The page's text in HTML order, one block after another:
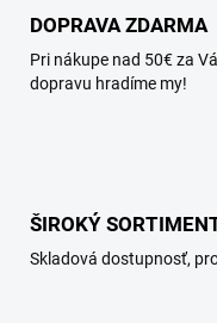
DOPRAVA ZDARMA
Pri nákupe nad 50€ za
dopravu hradíme my!
ŠIROKÝ
Skladová dostupnosť,